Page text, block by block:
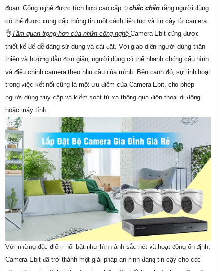
đoạn. Công nghệ được tích hợp cao cấp ♢chắc chắn rằng người dùng
có thể được cung cấp thông tin một cách liên tục và tin cậy từ camera.
👌Tầm quan trọng hơn của nhữn công nghệ Camera Ebit cũng được
thiết kế để dễ dàng sử dụng và cài đặt. Với giao diện người dùng thân
thiện và hướng dẫn đơn giản, người dùng có thể nhanh chóng cấu hình
và điều chỉnh camera theo nhu cầu của mình. Bên cạnh đó, sự linh hoạt
trong việc kết nối cũng là một ưu điểm của Camera Ebit, cho phép
người dùng truy cập và kiểm soát từ xa thông qua điện thoại di động
hoặc máy tính.
Với những đặc điểm nổi bật như hình ảnh sắc nét và hoạt động ổn định,
Camera Ebit đã trở thành một giải pháp an ninh đáng tin cậy cho các